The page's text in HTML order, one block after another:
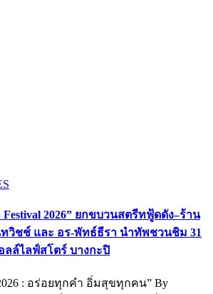
Festival 2026” ยกขบวนสตรีทฟู้ดดัง–ร้าน
วิชช์ และ อร-พัทธ์ธีรา นำทัพชวนชิม 31
ลล์ไลฟ์สโตร์ บางกะปิ
: อร่อยทุกคำ อิ่มสุขทุกคน” By